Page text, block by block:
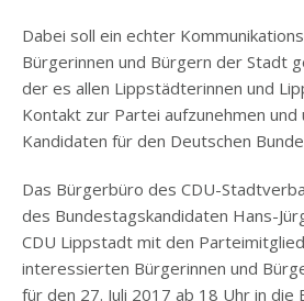
Dabei soll ein echter
Bürgerinnen und Bürgern der Stadt
der es allen Lippstädterinnen und
Kontakt zur Partei aufzunehmen und
Kandidaten für den Deutschen
Das Bürgerbüro des CDU-
des Bundestagskandidaten Hans-
CDU Lippstadt mit den
interessierten Bürgerinnen und
für den 27. Juli 2017 ab 18 Uhr in